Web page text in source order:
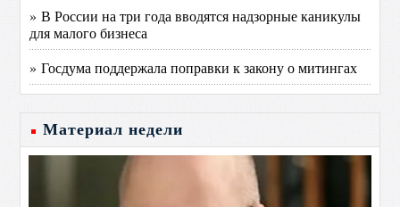
» В России на три года вводятся надзорные каникулы
для малого бизнеса
» Госдума поддержала поправки к закону о митингах
Материал недели